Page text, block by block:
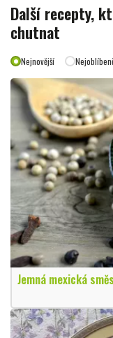
Další recepty,
chutnat
Nejnovější
Jemná mexická